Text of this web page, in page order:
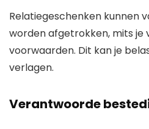
Relatiegeschenken kunnen
worden afgetrokken, mits je
voorwaarden. Dit kan je
verlagen.
Verantwoorde